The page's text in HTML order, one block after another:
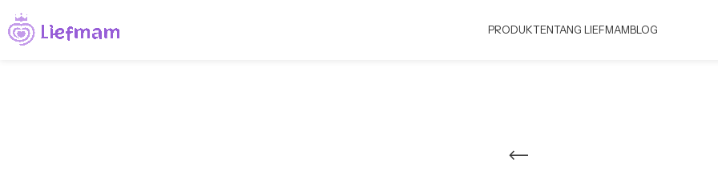
PRODUKTENTANG LIEFMAMBLOG